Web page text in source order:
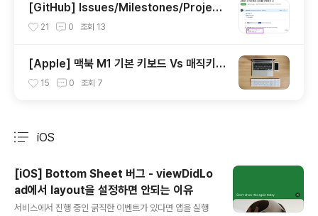
[GitHub] Issues/Milestones/Project
s 기능으로 프로젝트 관리
21 0 조회 13
[Apple] 맥북 M1 기본 키보드 Vs 매직키보
드 비교 - 매직 키보드 리뷰
15 0 조회 7
iOS
[iOS] Bottom Sheet 버그 - viewDidLo
ad에서 layout을 설정하면 안되는 이유
서비스에서 진행 중인 굵직한 이벤트가 있다면 앱을 실행